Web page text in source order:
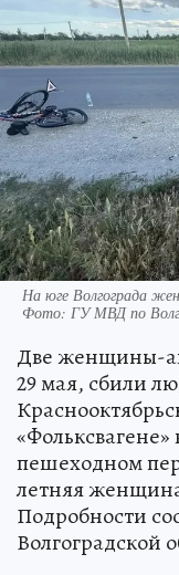
На юге Волгограда
Фото: ГУ МВД по
Две женщины-
29 мая, сбили
пешеходном
летняя
Подробности
Волгоградской